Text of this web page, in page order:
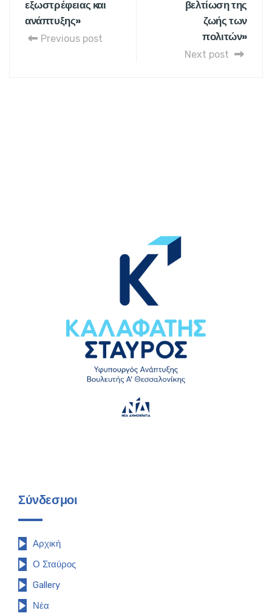
εξωστρέφειας και
ανάπτυξης»
Previous post
βελτίωση της
ζωής των
πολιτών»
Next post
Σύνδεσμοι
Αρχική
Ο Σταύρος
Gallery
Νέα